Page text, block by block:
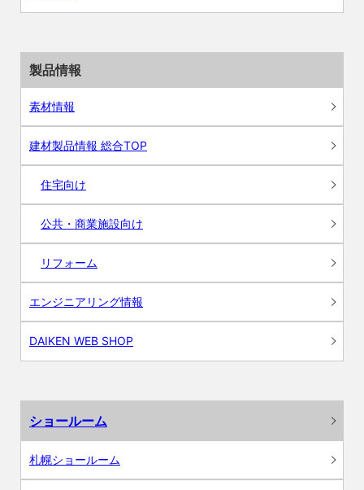
製品情報
素材情報
建材製品情報 総合TOP
住宅向け
公共・商業施設向け
リフォーム
エンジニアリング情報
DAIKEN WEB SHOP
ショールーム
札幌ショールーム